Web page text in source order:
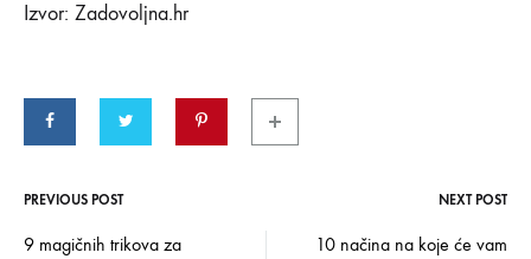
Izvor: Zadovoljna.hr
Post
PREVIOUS POST NEXT POST
9 magičnih trikova za
10 načina na koje će vam